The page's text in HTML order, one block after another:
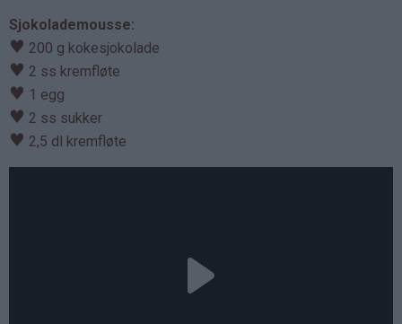
Sjokolademousse:
♥ 200 g kokesjokolade
♥ 2 ss kremfløte
♥ 1 egg
♥ 2 ss sukker
♥ 2,5 dl kremfløte